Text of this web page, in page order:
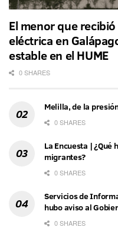
El menor que
eléctrica en
estable en el HUME
0 SHARES
Melilla, de la
0 SHARES
La Encuesta |
migrantes?
0 SHARES
Servicios de
hubo aviso al
0 SHARES